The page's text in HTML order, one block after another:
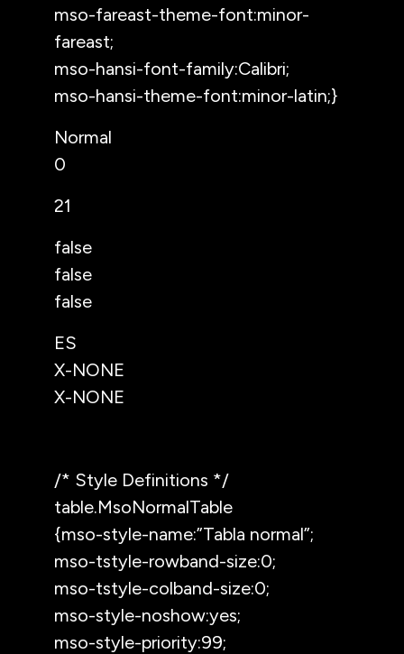
mso-fareast-theme-font:minor-
fareast;
mso-hansi-font-family:Calibri;
mso-hansi-theme-font:minor-latin;}
Normal
0
21
false
false
false
ES
X-NONE
X-NONE
/* Style Definitions */
table.MsoNormalTable
{mso-style-name:”Tabla normal”;
mso-tstyle-rowband-size:0;
mso-tstyle-colband-size:0;
mso-style-noshow:yes;
mso-style-priority:99;